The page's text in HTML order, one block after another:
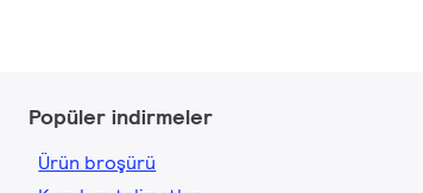
Popüler indirmeler
Ürün broşürü